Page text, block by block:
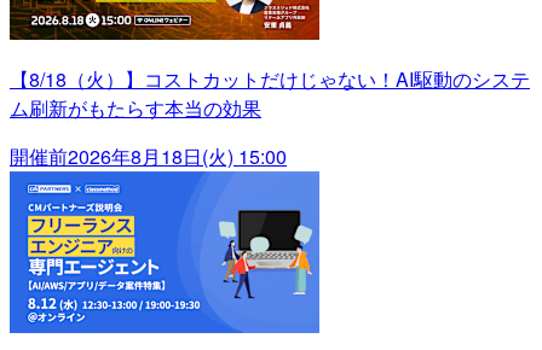
【8/18（火）】コストカットだけじゃない！AI駆動のシステ
ム刷新がもたらす本当の効果
開催前2026年8月18日(火) 15:00